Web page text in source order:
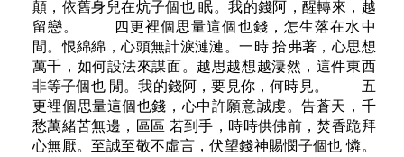
顛，依舊身兒在炕子個也 眠。我的錢阿，醒轉來，越
留戀。 四更裡個思量這個也錢，怎生落在水中
間。恨綿綿，心頭無計淚漣漣。一時 拾弗著，心思想
萬千，如何設法來謀面。越思越想越淒然，這件東西
非等子個也 閒。我的錢阿，要見你，何時見。 五
更裡個思量這個也錢，心中許願意誠虔。告蒼天，千
愁萬緒苦無邊，區區 若到手，時時供佛前，焚香跪拜
心無厭。至誠至敬不虛言，伏望錢神賜憫子個也 憐。